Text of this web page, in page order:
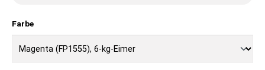
Farbe